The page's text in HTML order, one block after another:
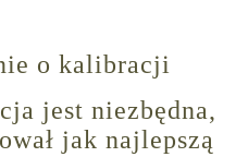
o kalibracji
jest niezbędna,
jak najlepszą